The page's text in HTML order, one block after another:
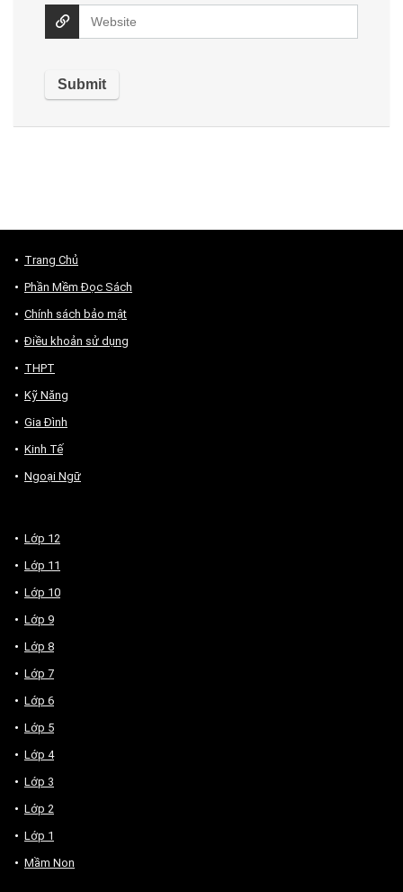
Trang Chủ
Phần Mềm Đọc Sách
Chính sách bảo mật
Điều khoản sử dụng
THPT
Kỹ Năng
Gia Đình
Kinh Tế
Ngoại Ngữ
Lớp 12
Lớp 11
Lớp 10
Lớp 9
Lớp 8
Lớp 7
Lớp 6
Lớp 5
Lớp 4
Lớp 3
Lớp 2
Lớp 1
Mầm Non